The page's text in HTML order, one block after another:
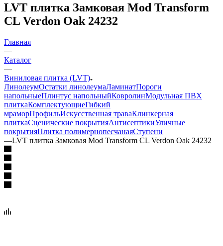
LVT плитка Замковая Mod Transform
CL Verdon Oak 24232
Главная
—
Каталог
—
Виниловая плитка (LVT)
ЛинолеумОстатки линолеумаЛаминатПороги
напольныеПлинтус напольныйКовролинМодульная ПВХ
плиткаКомплектующиеГибкий
мраморПрофильИскусственная траваКлинкерная
плиткаСценические покрытияАнтисептикиУличные
покрытияПлитка полимернопесчанаяСтупени
—LVT плитка Замковая Mod Transform CL Verdon Oak 24232